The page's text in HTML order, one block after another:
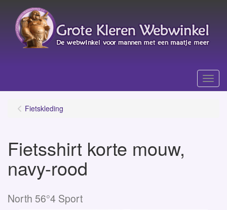
Menu
Fietskleding
Fietsshirt korte mouw,
navy-rood
North 56°4 Sport